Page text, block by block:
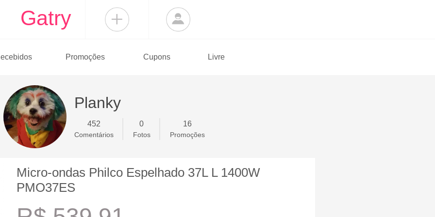
Gatry
Promoções Cupons Livre
Planky
452
Comentários
0
Fotos
16
Promoções
Micro-ondas Philco Espelhado 37L L 1400W
PMO37ES